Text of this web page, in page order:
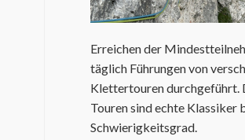
Erreichen der
täglich Führungen von
Klettertouren durchgeführt.
Touren sind echte Klassiker
Schwierigkeitsgrad.